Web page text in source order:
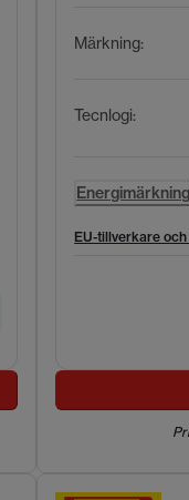
Märkning:
Tecnlogi:
Energimärkning
EU-tillverkare